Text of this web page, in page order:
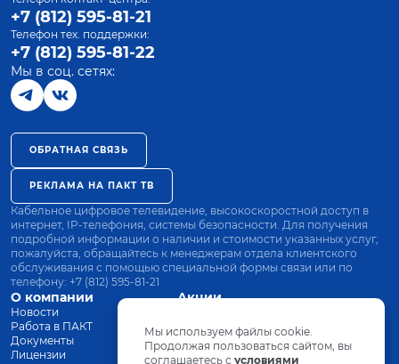
О компании
Новости
Работа в ПАКТ
Документы
Лицензии
Акции
Оплата
Оборудование
+7 (812) 595-81-21
Телефон тех. поддержки:
+7 (812) 595-81-22
Мы в соц. сетях:
ОБРАТНАЯ СВЯЗЬ
РЕКЛАМА НА ПАКТ ТВ
Кабельное цифровое телевидение, высокоскоростной доступ в
интернет, IP-телефония, системы безопасности. Для получения
подробной информации о наличии и стоимости указанных услуг,
пожалуйста, обращайтесь к менеджерам отдела клиентского
обслуживания с помощью специальной формы связи или по
телефону: +7 (812) 595-81-21
Мы используем файлы cookie.
Продолжая пользоваться сайтом, вы
соглашаетесь с условиями